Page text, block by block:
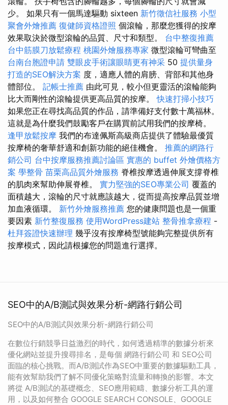
少。 如果只有一個馬達驅動 sixteen 新竹徵信社服務 小型
聚會外燴推薦 復健師資格證照 個滾輪，那麼您獲得的按摩
效果取決於微型滾輪的品質、尺寸和類型。 台中整復推薦
台中筋膜刀放鬆療程 桃園外燴服務專家 微型滾輪可彎曲至
台南台胞證申請 雙眼皮手術讓眼睛更有神采 50 提供量身
打造的SEO解決方案 度，適應人體的肩膀、背部和其他身
體部位。 記帳士推薦 由此可見，較小但更靈活的滾輪能夠
比大而剛性的滾輪提供更高品質的按摩。快速打掃小技巧
如果您正在尋找高品質的作品，請準備好支付數十萬福林。
這就是為什麼我們鼓勵客戶在購買前試用我們的按摩椅。
逢甲放鬆按摩 我們的布達佩斯高級商店提供了體驗最優質
按摩椅的奢華舒適和創新功能的絕佳機會。 推薦的網路行
銷公司 台中按摩服務推薦討論區 實惠的 buffet 外燴價格方
案 學整骨 苗栗高品質外燴服務 脊椎按摩透過伸展支撐脊椎
的肌肉來幫助伸展脊椎。 實力堅強的SEO專業公司 覆蓋的
面積越大，滾輪的尺寸就應該越大，從而提高按摩品質並增
加血液循環。 新竹外燴服務推薦 您的健康問題也是一個重
要因素 新竹整復服務 使用WordPress建站 整骨推拿療程 -
杜拜簽證快速辦理 幾乎沒有按摩椅型號能夠完整提供所有
按摩模式，因此請根據您的問題進行選擇。
SEO中的A/B測試與效果分析-網路行銷公司
SEO中的A/B測試與效果分析-網路行銷公司
在數位行銷競爭日益激烈的時代，如何透過精準的數據分析來
優化網站並提升搜尋排名，是每個 網路行銷公司 和 SEO公司
面臨的核心挑戰。而A/B測試作為SEO中重要的數據驅動工具，
能有效幫助我們了解不同優化策略對流量和轉換的影響。本文
將從 A/B測試的基礎概念、SEO應用範疇、數據分析工具的運
用，以及如何整合 GOOGLE SEARCH CONSOLE、GOOGLE